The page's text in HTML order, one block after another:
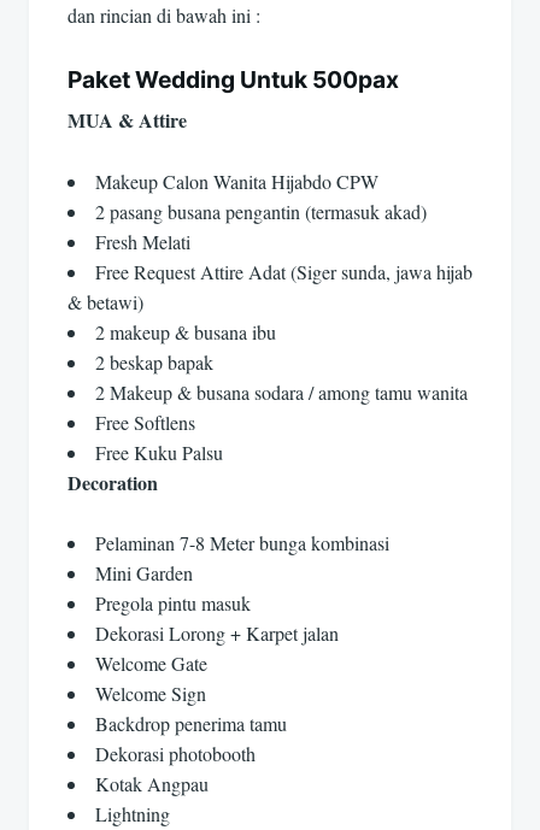
dan rincian di bawah ini :
Paket Wedding Untuk 500pax
MUA & Attire
Makeup Calon Wanita Hijabdo CPW
2 pasang busana pengantin (termasuk akad)
Fresh Melati
Free Request Attire Adat (Siger sunda, jawa hijab
& betawi)
2 makeup & busana ibu
2 beskap bapak
2 Makeup & busana sodara / among tamu wanita
Free Softlens
Free Kuku Palsu
Decoration
Pelaminan 7-8 Meter bunga kombinasi
Mini Garden
Pregola pintu masuk
Dekorasi Lorong + Karpet jalan
Welcome Gate
Welcome Sign
Backdrop penerima tamu
Dekorasi photobooth
Kotak Angpau
Lightning